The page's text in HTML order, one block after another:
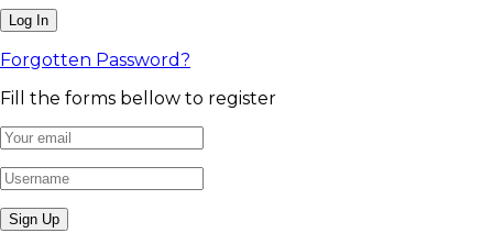
Forgotten Password?
Fill the forms bellow to register